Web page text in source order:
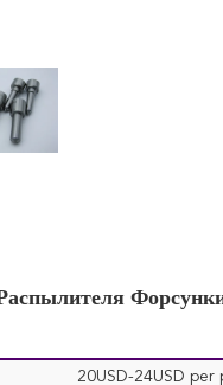
20USD-24USD per